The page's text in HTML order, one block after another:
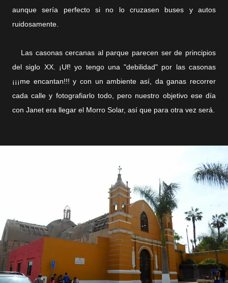
aunquesería perfectosi no lo cruzasen buses y autos
ruidosamente.
Las casonas cercanas al parque parecen ser de principios
del siglo XX. ¡Uf! yo tengo una "debilidad" por las casonas
¡¡¡me encantan!!! y con un ambiente así, da ganas recorrer
cada calle y fotografiarlo todo, pero nuestro objetivo ese día
con Janet era llegar el Morro Solar, así que para otra vez será.